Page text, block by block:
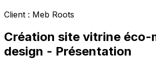
Client : Meb Roots
Création site vitrine éco-
design - Présentation